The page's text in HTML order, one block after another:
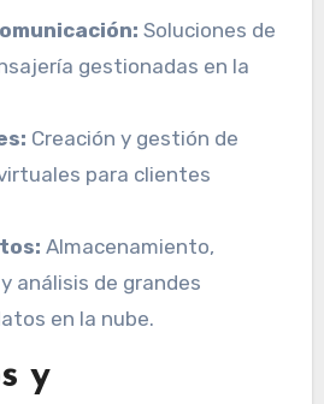
Soluciones de
gestionadas en la
Creación y gestión de
para clientes
Almacenamiento,
análisis de grandes
en la nube.
y